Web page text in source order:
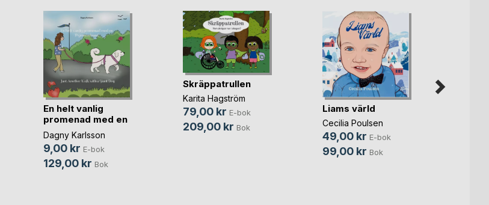
En helt vanlig
promenad med en
Pyr(...)
Dagny Karlsson
9,00 kr E-bok
129,00 kr Bok
Skräppatrullen
Karita Hagström
79,00 kr E-bok
209,00 kr Bok
Liams värld
Cecilia Poulsen
49,00 kr E-bok
99,00 kr Bok